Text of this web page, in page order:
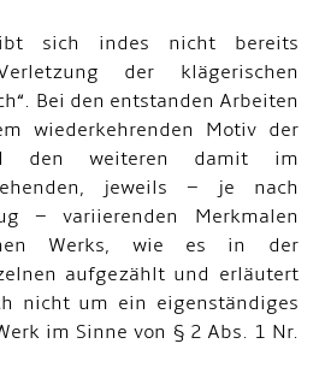
sich indes nicht bereits
der klägerischen
Bei den entstanden Arbeiten
wiederkehrenden Motiv der
den weiteren damit im
jeweils – je nach
– variierenden Merkmalen
Werks, wie es in der
aufgezählt und erläutert
nicht um ein eigenständiges
im Sinne von § 2 Abs. 1 Nr.